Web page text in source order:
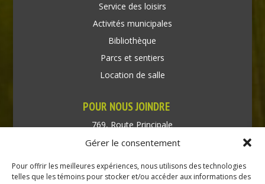
Gérer le consentement
Pour offrir les meilleures expériences, nous utilisons des technologies
telles que les témoins pour stocker et/ou accéder aux informations des
Service des loisirs
Activités municipales
Bibliothèque
Parcs et sentiers
Location de salle
POUR NOUS JOINDRE
769, Route Principale
Très-Saint-Rédempteur
Téléphone : (450) 451-5203